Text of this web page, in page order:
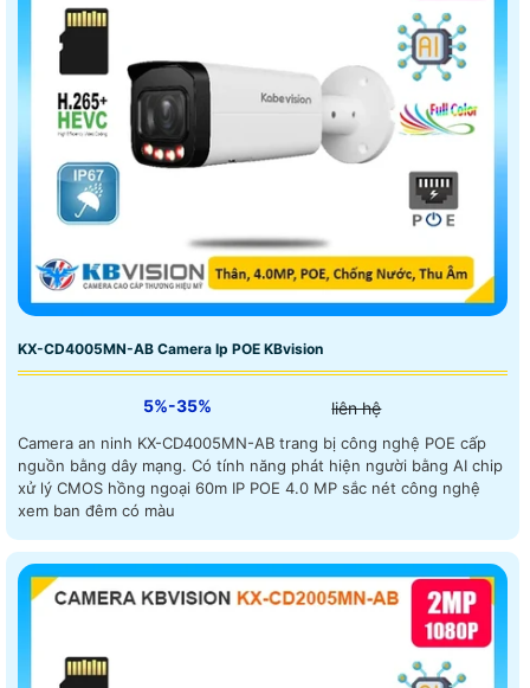
KX-CD4005MN-AB Camera Ip POE KBvision
5%-35% liên hệ
Camera an ninh KX-CD4005MN-AB trang bị công nghệ POE cấp
nguồn bằng dây mạng. Có tính năng phát hiện người bằng AI chip
xử lý CMOS hồng ngoại 60m IP POE 4.0 MP sắc nét công nghệ
xem ban đêm có màu